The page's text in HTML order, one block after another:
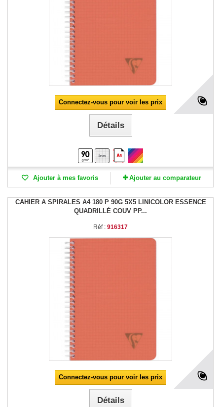
Connectez-vous pour voir les prix
Détails
Ajouter à mes favoris Ajouter au comparateur
CAHIER A SPIRALES A4 180 P 90G 5X5 LINICOLOR ESSENCE
QUADRILLÉ COUV PP...
Réf : 916317
Connectez-vous pour voir les prix
Détails